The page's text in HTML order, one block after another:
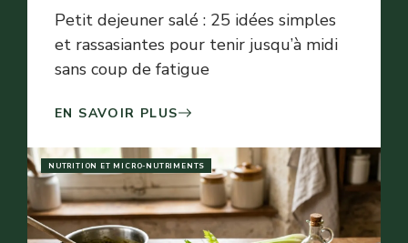
Petit dejeuner salé : 25 idées simples
et rassasiantes pour tenir jusqu’à midi
sans coup de fatigue
EN SAVOIR PLUS
NUTRITION ET MICRO-NUTRIMENTS